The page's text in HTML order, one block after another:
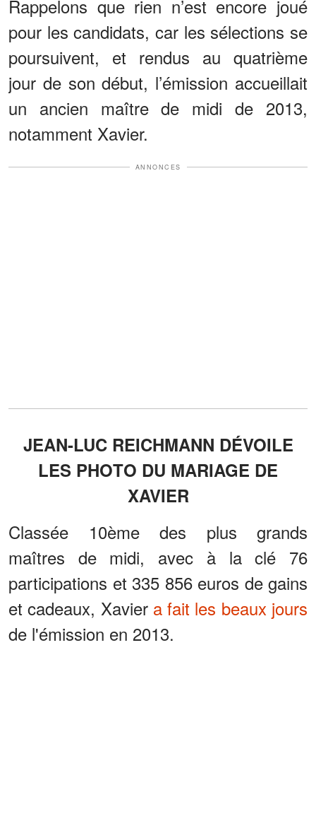
Rappelons que rien n’est encore joué
pour les candidats, car les sélections se
poursuivent, et rendus au quatrième
jour de son début, l’émission accueillait
un ancien maître de midi de 2013,
notamment Xavier.
ANNONCES
JEAN-LUC REICHMANN DÉVOILE
LES PHOTO DU MARIAGE DE
XAVIER
Classée 10ème des plus grands
maîtres de midi, avec à la clé 76
participations et 335 856 euros de gains
et cadeaux, Xavier a fait les beaux jours
de l'émission en 2013.